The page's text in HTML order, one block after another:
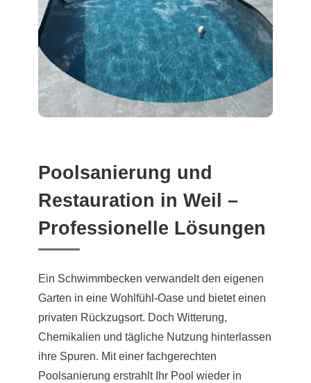
Poolsanierung und
Restauration in Weil –
Professionelle Lösungen
Ein Schwimmbecken verwandelt den eigenen
Garten in eine Wohlfühl-Oase und bietet einen
privaten Rückzugsort. Doch Witterung,
Chemikalien und tägliche Nutzung hinterlassen
ihre Spuren. Mit einer fachgerechten
Poolsanierung erstrahlt Ihr Pool wieder in